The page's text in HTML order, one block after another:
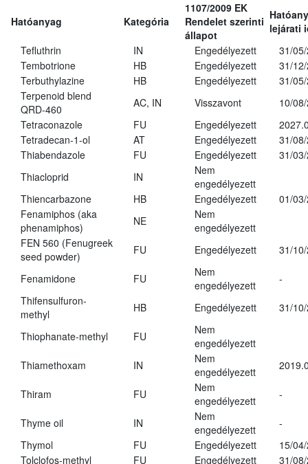
Hatóanyag Kategória
1107/2009 EK
Rendelet szerinti
állapot
lejárati
Tefluthrin
IN Engedélyezett
31/
Tembotrione
HB Engedélyezett
31/
Terbuthylazine
HB Engedélyezett
31/
Terpenoid blend
QRD-460
AC, IN Visszavont
10/
Tetraconazole
FU Engedélyezett
Tetradecan-1-ol
AT Engedélyezett
31/
Thiabendazole
FU Engedélyezett
31/
Thiacloprid
IN
Nem
engedélyezett
Thiencarbazone
HB Engedélyezett
01/
Fenamiphos (aka
phenamiphos)
NE
Nem
engedélyezett
FEN 560 (Fenugreek
seed powder)
FU Engedélyezett 31/
Fenamidone FU
Nem
engedélyezett
-
Thifensulfuron-
methyl
HB Engedélyezett 31/
Thiophanate-methyl FU
Nem
engedélyezett
Thiamethoxam
IN
Nem
engedélyezett
Thiram FU
Nem
engedélyezett
-
Thyme oil IN
Nem
engedélyezett
-
Thymol
FU Engedélyezett
15/
Tolclofos-methyl
FU Engedélyezett
31/